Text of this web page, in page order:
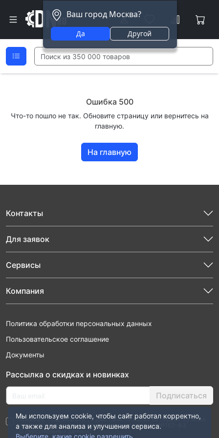
Ваш город Москва?
Да Другой
Ошибка 500
Что-то пошло не так. Обновите страницу или вернитесь на
главную.
На главную
Контакты
Для заявок
Сервисы
Компания
Политика обработки персональных данных
Пользовательское соглашение
Документы
Рассылка о скидках и новинках
Подписаться
Нажимая “Подписаться”, я даю свое согласие на обработку моих
персональных данных в соответствии с законом №152-ФЗ
“О персональных данных”
Мы используем cookie, чтобы сайт работал корректно,
а также для анализа и улучшения сервиса.
Выберите, какие cookie разрешить